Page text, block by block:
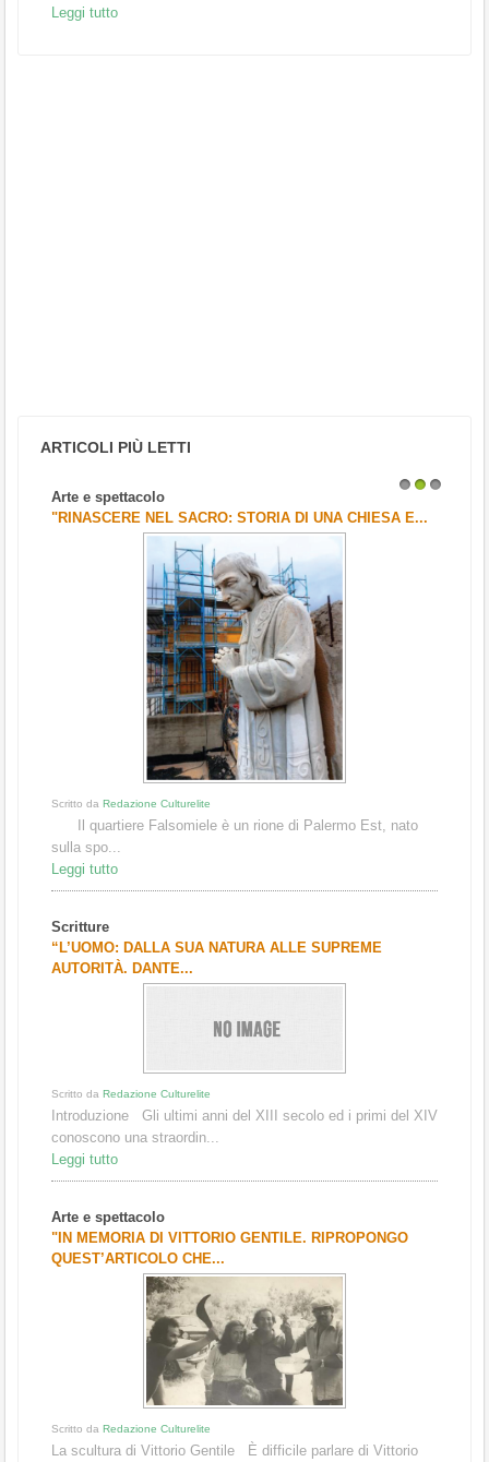
Leggi tutto
ARTICOLI PIÙ LETTI
Arte e spettacolo
"RINASCERE NEL SACRO: STORIA DI UNA CHIESA E...
Scritto da Redazione Culturelite
Il quartiere Falsomiele è un rione di Palermo Est, nato
sulla spo...
Leggi tutto
Scritture
“L’UOMO: DALLA SUA NATURA ALLE SUPREME
AUTORITÀ. DANTE...
Scritto da Redazione Culturelite
Introduzione Gli ultimi anni del XIII secolo ed i primi del XIV
conoscono una straordin...
Leggi tutto
Arte e spettacolo
"IN MEMORIA DI VITTORIO GENTILE. RIPROPONGO
QUEST’ARTICOLO CHE...
Scritto da Redazione Culturelite
La scultura di Vittorio Gentile È difficile parlare di Vittorio